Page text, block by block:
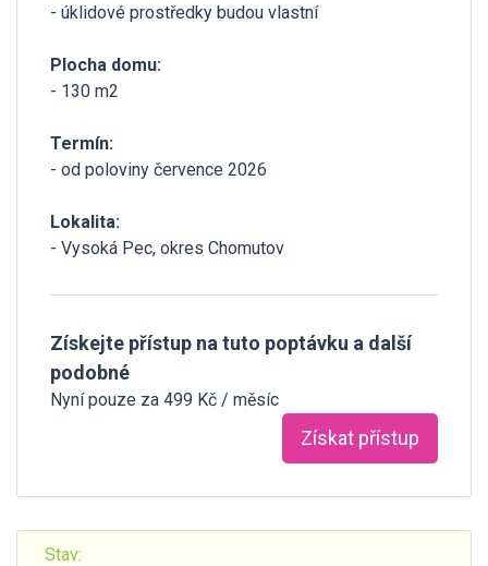
- úklidové prostředky budou vlastní
Plocha domu:
- 130 m2
Termín:
- od poloviny července 2026
Lokalita:
- Vysoká Pec, okres Chomutov
Získejte přístup na tuto poptávku a další
podobné
Nyní pouze za 499 Kč / měsíc
Získat přístup
Stav: